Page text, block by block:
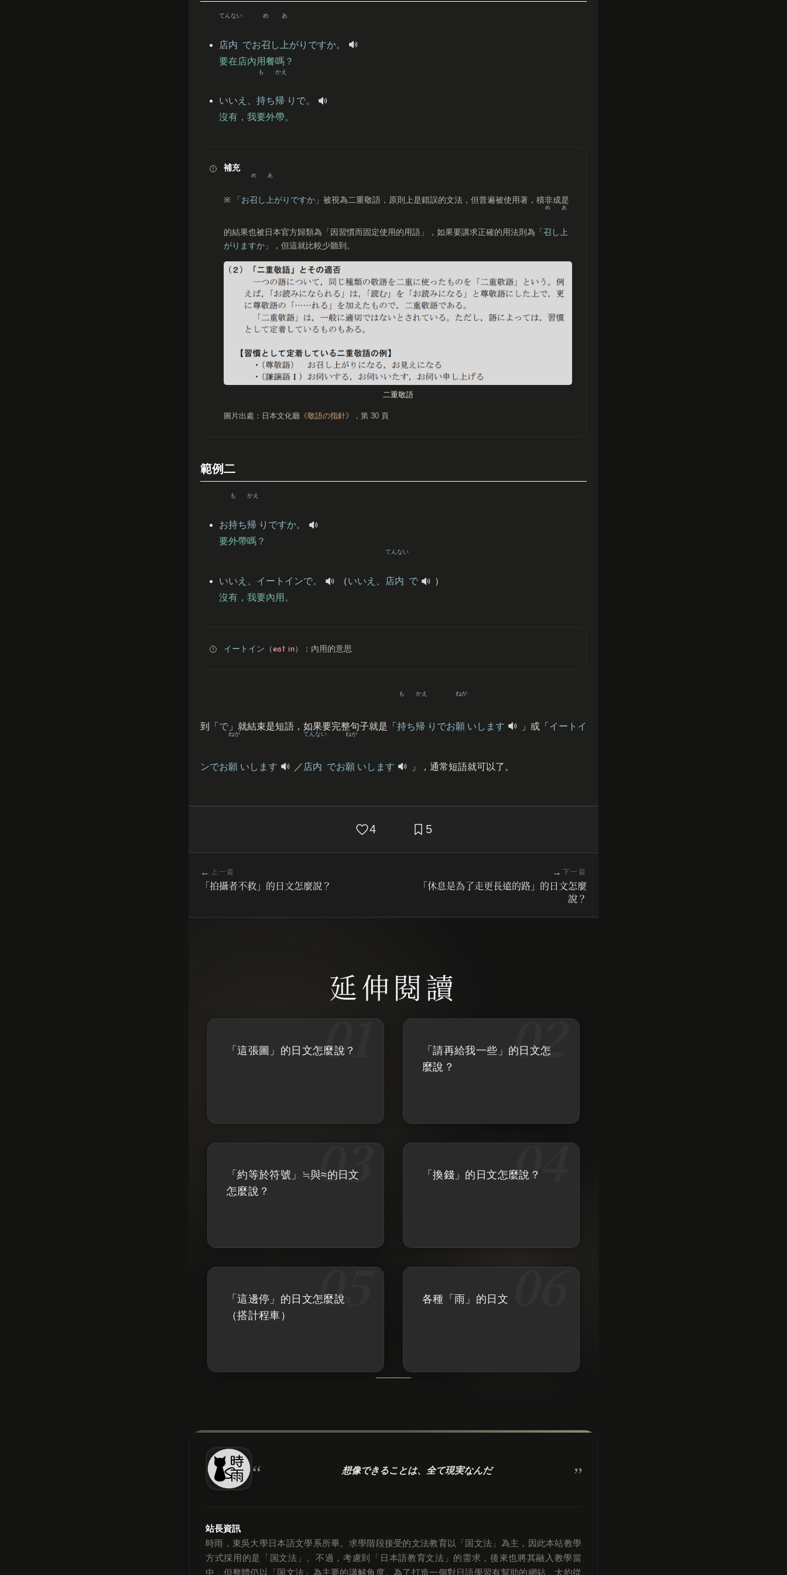
店内
てんない
でお召
め
し 上
あ
がりですか。
要在店內用餐嗎？
いいえ、 持
も
ち帰
かえ
りで。
沒有，我要外帶。
補充
※ 「 お召
め
し上
あ
がりですか 」被視為二重敬語，原則上是錯誤的文法，但普遍被使用著，積非成是
的結果也被日本官方歸類為「因習慣而固定使用的用語」，如果要講求正確的用法則為「 召
め
し 上
あ
がりますか 」，但這就比較少聽到。
二重敬語
圖片出處：日本文化廳《敬語の指針》，第 30 頁
範例二
お持
も
ち帰
かえ
りですか。
要外帶嗎？
いいえ、イートインで。 （いいえ、 店内
てんない
で
）
沒有，我要內用。
イートイン （eat in）：內用的意思
到「 で 」就結束是短語，如果要完整句子就是「 持
も
ち帰
かえ
りでお願
ねが
いします 」或「 イートイ
ンでお願
ねが
いします ／ 店内
てんない
でお願
ねが
いします 」，通常短語就可以了。
4 5
← 上一篇
「拍攝者不救」的日文怎麼說？
下一篇
→
「休息是為了走更長遠的路」的日文怎麼
說？
「這張圖」的日文怎麼說？
「請再給我一些」的日文怎
麼說？
「約等於符號」≒與≈的日文
怎麼說？
「換錢」的日文怎麼說？
「這邊停」的日文怎麼說
（搭計程車）
各種「雨」的日文
想像できることは、 全て現実なんだ
站長資訊
時雨，東吳大學日本語文學系所畢。求學階段接受的文法教育以「国文法」為主，因此本站教學
方式採用的是「国文法」。不過，考慮到「日本語教育文法」的需求，後來也將其融入教學當
中，但整體仍以「国文法」為主要的講解角度。為了打造一個對日語學習有幫助的網站，大約從